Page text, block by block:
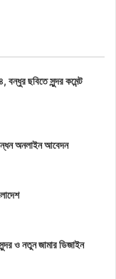
বন্ধুর ছবিতে সুন্দর কমেন্ট
অনলাইন আবেদন
ও নতুন জামার ডিজাইন